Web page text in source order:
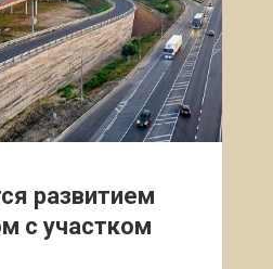
развитием
с участком